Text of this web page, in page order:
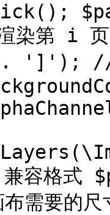
第 i 页
// 处理
容格式
需要的